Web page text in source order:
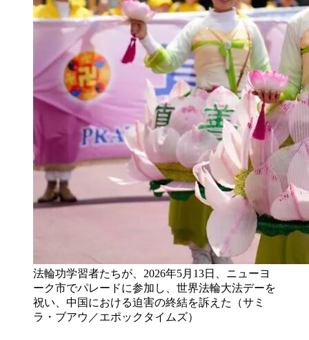
法輪功学習者たちが、2026年5月13日、ニューヨ
ーク市でパレードに参加し、世界法輪大法デーを
祝い、中国における迫害の終結を訴えた（サミ
ラ・ブアウ／エポックタイムズ）